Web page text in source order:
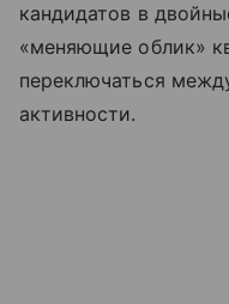
кандидатов в
«меняющие облик»
переключаться
активности.